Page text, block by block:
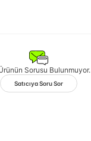
Sorusu Bulunmuyor.
Satıcıya Soru Sor